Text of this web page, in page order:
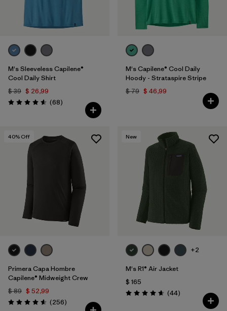
M's Sleeveless Capilene®
Cool Daily Shirt
$ 39 $ 26,99
Valoración: 4.6 / 5
(68Comentarios
)
M's Capilene® Cool Daily
Hoody - Strataspire Stripe
$ 79 $ 46,99
40% Off
Primera Capa Hombre
Capilene® Midweight Crew
$ 89 $ 52,99
Valoración: 4.6 / 5
(256Comentarios
)
New
+2
M's R1® Air Jacket
$ 165
Valoración: 4.7 / 5
(44Comentarios
)